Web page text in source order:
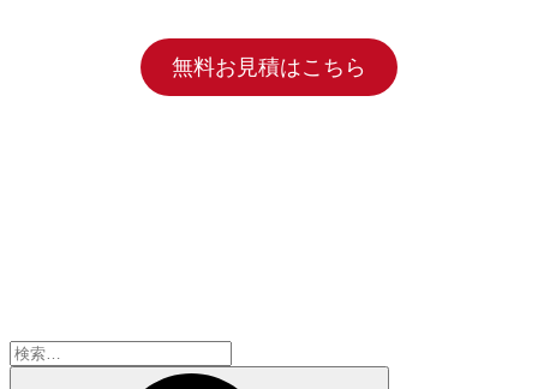
無料お見積はこちら
検
索: